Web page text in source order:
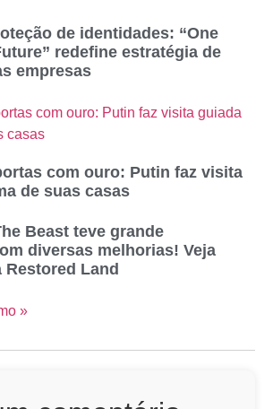
de identidades: “One
redefine estratégia de
empresas
com ouro: Putin faz visita
de suas casas
Beast teve grande
diversas melhorias! Veja
Land
»